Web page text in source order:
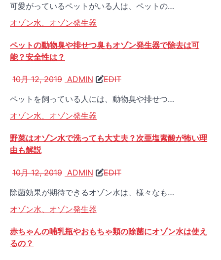
可愛がっているペットがいる人は、ペットの…
オゾン水、オゾン発生器
ペットの動物臭や排せつ臭もオゾン発生器で除去は可
能？安全性は？
10月 12, 2019 ADMIN
EDIT
ペットを飼っている人には、動物臭や排せつ…
オゾン水、オゾン発生器
野菜はオゾン水で洗っても大丈夫？次亜塩素酸が怖い理
由も解説
10月 12, 2019 ADMIN
EDIT
除菌効果が期待できるオゾン水は、様々なも…
オゾン水、オゾン発生器
赤ちゃんの哺乳瓶やおもちゃ類の除菌にオゾン水は使え
るの？